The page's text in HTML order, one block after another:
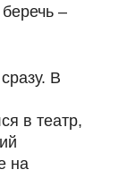
–
В
в театр,
на